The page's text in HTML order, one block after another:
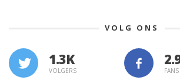
VOLG ONS
1.3K
VOLGERS FANS